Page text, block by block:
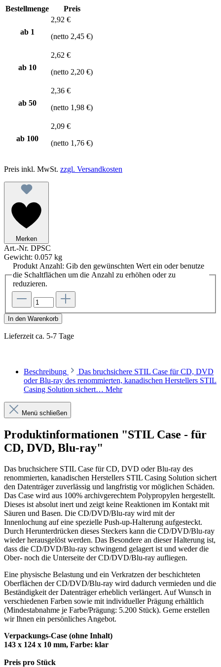
Bestellmenge Preis
ab 1
2,92 €
(netto 2,45 €)
ab 10
2,62 €
(netto 2,20 €)
ab 50
2,36 €
(netto 1,98 €)
ab 100
2,09 €
(netto 1,76 €)
Preis inkl. MwSt. zzgl. Versandkosten
Merken
Art.-Nr. DPSC
Gewicht: 0.057 kg
Produkt Anzahl: Gib den gewünschten Wert ein oder benutze
die Schaltflächen um die Anzahl zu erhöhen oder zu
reduzieren.
In den Warenkorb
Lieferzeit ca. 5-7 Tage
Beschreibung
Das bruchsichere STIL Case für CD, DVD
oder Blu-ray des renommierten, kanadischen Herstellers STIL
Casing Solution sichert… Mehr
Menü schließen
Produktinformationen "STIL Case - für
CD, DVD, Blu-ray"
Das bruchsichere STIL Case für CD, DVD oder Blu-ray des
renommierten, kanadischen Herstellers STIL Casing Solution sichert
den Datenträger zuverlässig und langfristig vor möglichen Schäden.
Das Case wird aus 100% archivgerechtem Polypropylen hergestellt.
Dieses ist absolut inert und zeigt keine Reaktionen im Kontakt mit
Säuren und Basen. Die CD/DVD/Blu-ray wird mit der
Innenlochung auf eine spezielle Push-up-Halterung aufgesteckt.
Durch Herunterdrücken dieses Steckers kann die CD/DVD/Blu-ray
wieder herausgelöst werden. Das Besondere an dieser Halterung ist,
dass die CD/DVD/Blu-ray schwingend gelagert ist und weder die
Ober- noch die Unterseite der CD/DVD/Blu-ray aufliegen.
Eine physische Belastung und ein Verkratzen der beschichteten
Oberflächen der CD/DVD/Blu-ray wird dadurch vermieden und die
Beständigkeit der Datenträger erheblich verlängert. Auf Wunsch in
verschiedenen Farben sowie mit individueller Prägung erhältlich
(Mindestabnahme je Farbe/Prägung: 5.200 Stück). Gerne erstellen
wir Ihnen ein persönliches Angebot.
Verpackungs-Case (ohne Inhalt)
143 x 124 x 10 mm, Farbe: klar
Preis pro Stück